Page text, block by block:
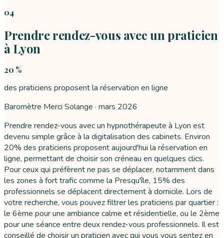
04
Prendre rendez-vous avec un praticien
à Lyon
20 %
des praticiens proposent la réservation en ligne
Baromètre Merci Solange · mars 2026
Prendre rendez-vous avec un hypnothérapeute à Lyon est
devenu simple grâce à la digitalisation des cabinets. Environ
20% des praticiens proposent aujourd'hui la réservation en
ligne, permettant de choisir son créneau en quelques clics.
Pour ceux qui préfèrent ne pas se déplacer, notamment dans
les zones à fort trafic comme la Presqu'île, 15% des
professionnels se déplacent directement à domicile. Lors de
votre recherche, vous pouvez filtrer les praticiens par quartier :
le 6ème pour une ambiance calme et résidentielle, ou le 2ème
pour une séance entre deux rendez-vous professionnels. Il est
conseillé de choisir un praticien avec qui vous vous sentez en